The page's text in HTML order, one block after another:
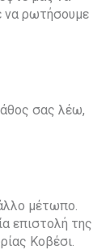
να ρωτήσουμε
σας λέω,
μέτωπο.
επιστολή της
Κοβέσι.